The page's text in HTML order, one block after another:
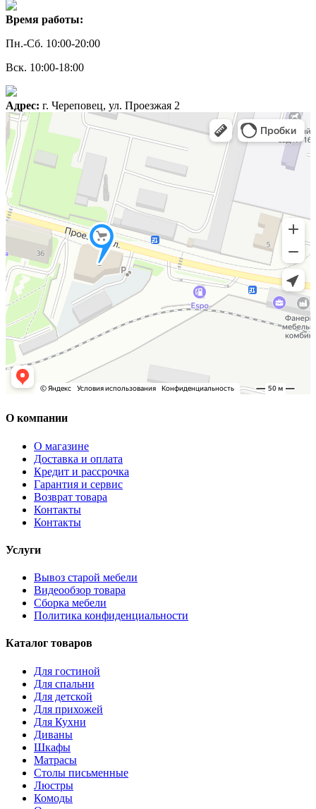
Время работы:
Пн.-Сб. 10:00-20:00
Вск. 10:00-18:00
Адрес: г. Череповец, ул. Проезжая 2
О компании
О магазине
Доставка и оплата
Кредит и рассрочка
Гарантия и сервис
Возврат товара
Контакты
Контакты
Услуги
Вывоз старой мебели
Видеообзор товара
Сборка мебели
Политика конфиденциальности
Каталог товаров
Для гостиной
Для спальни
Для детской
Для прихожей
Для Кухни
Диваны
Шкафы
Матрасы
Столы письменные
Люстры
Комоды